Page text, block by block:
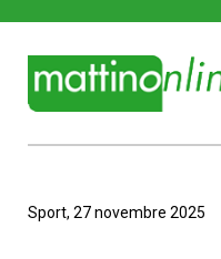
Sport, 27 novembre 2025